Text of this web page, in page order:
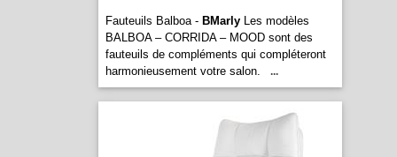
Fauteuils Balboa - BMarlyLes modèles
BALBOA – CORRIDA – MOOD sont des
fauteuils de compléments qui compléteront
harmonieusement votre salon.
...